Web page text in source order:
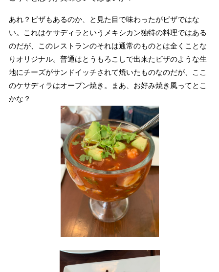
あれ？ピザもあるのか、と見た目で味わったがピザではな
い。これはケサディラというメキシカン独特の料理ではある
のだが、このレストランのそれは通常のものとは全くことな
りオリジナル。普通はとうもろこしで出来たピザのような生
地にチーズがサンドイッチされて焼いたものなのだが、ここ
のケサディラはオープン焼き。まあ、お好み焼き風ってとこ
かな？